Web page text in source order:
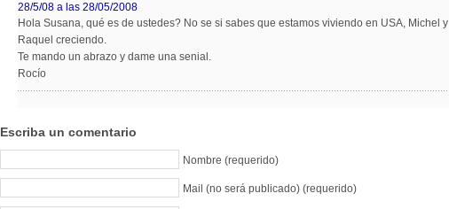
28/5/08 a las 28/05/2008
Hola Susana, qué es de ustedes? No se si sabes que estamos viviendo en USA, Michel y
Raquel creciendo.
Te mando un abrazo y dame una senial.
Rocío
Escriba un comentario
Nombre (requerido)
Mail (no será publicado) (requerido)